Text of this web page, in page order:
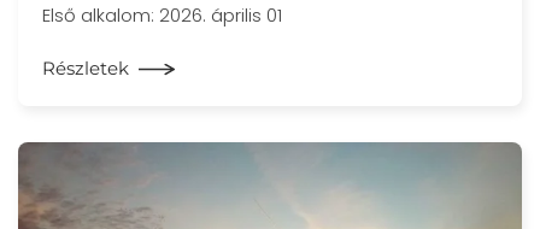
Első alkalom: 2026. április 01
Részletek